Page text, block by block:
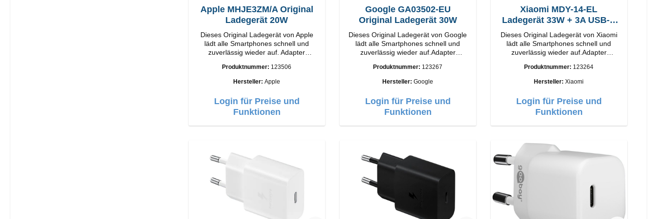
Apple MHJE3ZM/A Original
Ladegerät 20W
Dieses Original Ladegerät von Apple
lädt alle Smartphones schnell und
zuverlässig wieder auf. Adapter
Verarbeitung Anschlüsse: USB-C
Output: 20W Farbe: Weiss
Produktnummer: 123506
Hersteller:Apple
Login für Preise und
Funktionen
Google GA03502-EU
Original Ladegerät 30W
Dieses Original Ladegerät von Google
lädt alle Smartphones schnell und
zuverlässig wieder auf.Adapter
Verarbeitung Anschlüsse: USB-C
Output: 30W Farbe: Weiss
Produktnummer: 123267
Hersteller:Google
Login für Preise und
Funktionen
Xiaomi MDY-14-EL
Ladegerät 33W + 3A USB-C
Kabel
Dieses Original Ladegerät von Xiaomi
lädt alle Smartphones schnell und
zuverlässig wieder auf.Adapter
Verarbeitung Anschlüsse: USB-A
Output: 33W Farbe: Weiss 3A Kabel
Weiss
Produktnummer: 123264
Hersteller:Xiaomi
Login für Preise und
Funktionen